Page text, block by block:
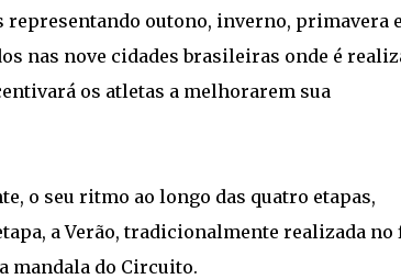
representando outono, inverno, primavera e
nas nove cidades brasileiras onde é
os atletas a melhorarem sua
o seu ritmo ao longo das quatro etapas,
a Verão, tradicionalmente realizada no
mandala do Circuito.